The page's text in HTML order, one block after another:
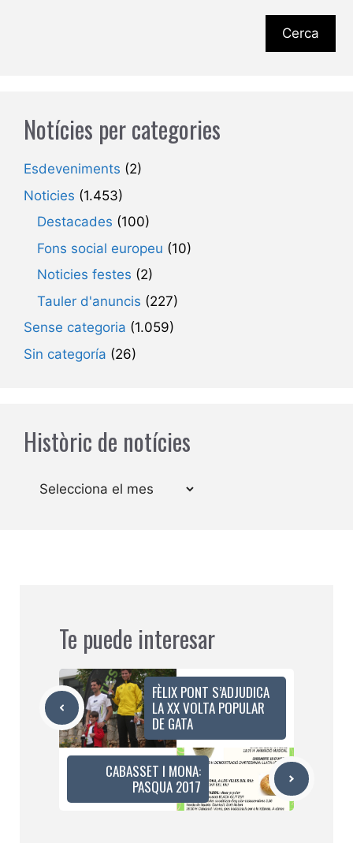
Cerca
Notícies per categories
Esdeveniments (2)
Noticies (1.453)
Destacades (100)
Fons social europeu (10)
Noticies festes (2)
Tauler d'anuncis (227)
Sense categoria (1.059)
Sin categoría (26)
Històric de notícies
Arxius
Te puede interesar
FÈLIX PONT S’ADJUDICA
LA XX VOLTA POPULAR
DE GATA
CABASSET I MONA:
PASQUA 2017